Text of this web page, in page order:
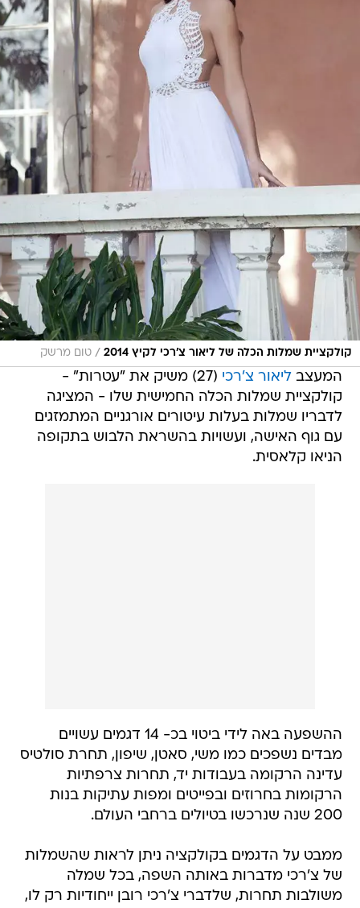
קולקציית שמלות הכלה של ליאור צ'רכי לקיץ 2014 / טום מרשק
המעצבליאור צ'רכי
(27) משיק את "עטרות" -
קולקציית שמלות הכלה החמישית שלו - המציגה
לדבריו שמלות בעלות עיטורים אורגניים המתמזגים
עם גוף האישה, ועשויות בהשראת הלבוש בתקופה
הניאו קלאסית.
ההשפעה באה לידי ביטוי בכ- 14 דגמים עשויים
מבדים נשפכים כמו משי, סאטן, שיפון, תחרת סולטיס
עדינה הרקומה בעבודות יד, תחרות צרפתיות
הרקומות בחרוזים ובפייטים ומפות עתיקות בנות
200 שנה שנרכשו בטיולים ברחבי העולם.
ממבט על הדגמים בקולקציה ניתן לראות שהשמלות
של צ'רכי מדברות באותה השפה, בכל שמלה
משולבות תחרות, שלדברי צ'רכי רובן ייחודיות רק לו,